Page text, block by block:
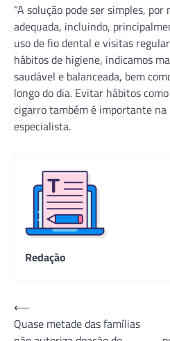
“A solução pode ser simples,
adequada, incluindo,
uso de fio dental e visitas
hábitos de higiene, indicamos
saudável e balanceada, bem
longo do dia. Evitar hábitos
cigarro também é importante na
especialista.
Redação
Navegação
de
⟵
Quase metade das famílias